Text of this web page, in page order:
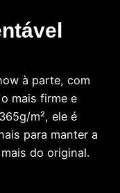
à parte, com
mais firme e
m², ele é
para manter a
do original.